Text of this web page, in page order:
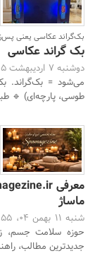
بک‌گراند عکاسی یعنی
بک گراند عکاسی
دوشنبه 7 اردیبهشت 05، 15:56 -
می‌شود = بک‌گراند.
طوسی، پارچه‌ای) 🔹
ماساژ
شنبه 11 بهمن 04، 14:55 -
حوزه سلامت جسم،
جدیدترین مطالب،